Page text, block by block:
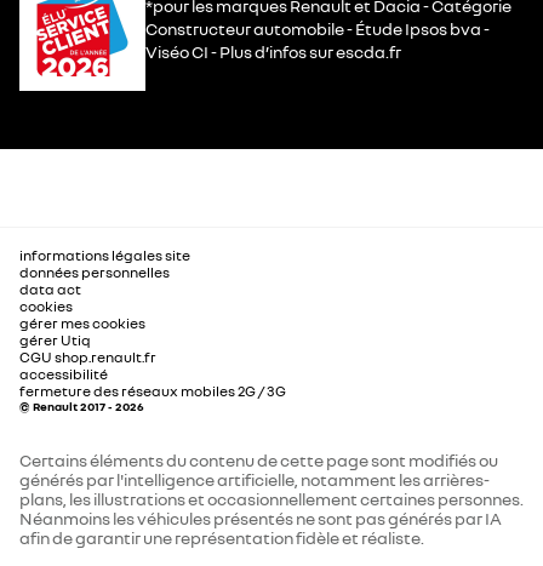
*pour les marques Renault et Dacia - Catégorie
Constructeur automobile - Étude Ipsos bva -
Viséo CI - Plus d’infos sur escda.fr
informations légales site
données personnelles
data act
cookies
gérer mes cookies
gérer Utiq
CGU shop.renault.fr
accessibilité
fermeture des réseaux mobiles 2G / 3G
© Renault 2017 - 2026
Certains éléments du contenu de cette page sont modifiés ou
générés par l'intelligence artificielle, notamment les arrières-
plans, les illustrations et occasionnellement certaines personnes.
Néanmoins les véhicules présentés ne sont pas générés par IA
afin de garantir une représentation fidèle et réaliste.